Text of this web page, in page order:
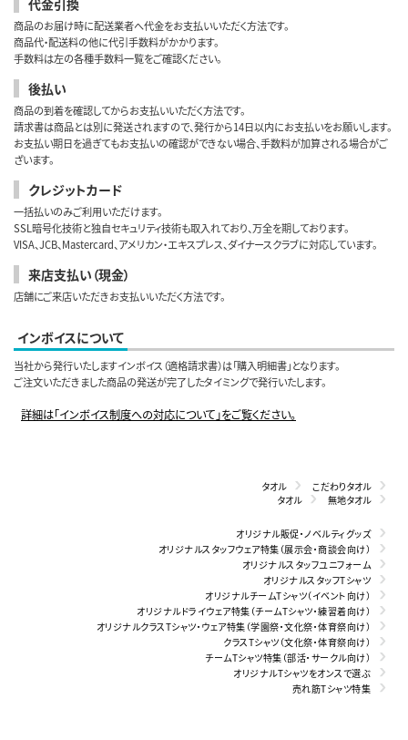
商品のお届け時に配送業者へ代金をお支払いいただく方法です。
商品代・配送料の他に代引手数料がかかります。
手数料は左の各種手数料一覧をご確認ください。
後払い
商品の到着を確認してからお支払いいただく方法です。
請求書は商品とは別に発送されますので、発行から14日以内にお支払いをお願いします。
お支払い期日を過ぎてもお支払いの確認ができない場合、手数料が加算される場合がご
ざいます。
クレジットカード
一括払いのみご利用いただけます。
SSL暗号化技術と独自セキュリティ技術も取入れており、万全を期しております。
VISA、JCB、Mastercard、アメリカン・エキスプレス、ダイナースクラブに対応しています。
来店支払い（現金）
店舗にご来店いただきお支払いいただく方法です。
インボイスについて
当社から発行いたしますインボイス（適格請求書）は「購入明細書」となります。
ご注文いただきました商品の発送が完了したタイミングで発行いたします。
詳細は「インボイス制度への対応について」をご覧ください。
タオル
こだわりタオル
タオル
無地タオル
オリジナル販促・ノベルティグッズ
オリジナルスタッフウェア特集（展示会・商談会向け）
オリジナルスタッフユニフォーム
オリジナルスタッフTシャツ
オリジナルチームTシャツ（イベント向け）
オリジナルドライウェア特集（チームTシャツ・練習着向け）
オリジナルクラスTシャツ・ウェア特集（学園祭・文化祭・体育祭向け）
クラスTシャツ（文化祭・体育祭向け）
チームTシャツ特集（部活・サークル向け）
オリジナルTシャツをオンスで選ぶ
売れ筋Tシャツ特集